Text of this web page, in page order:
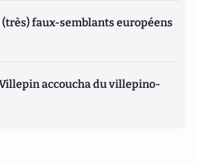
faux-semblants européens
accoucha du villepino-